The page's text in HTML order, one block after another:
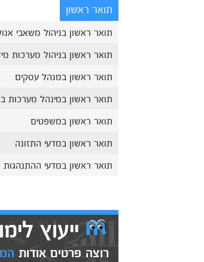
תואר ראשון
תואר ראשון בניהול משאבי
תואר ראשון בניהול מערכות
תואר ראשון במנהל עסקים
תואר ראשון במינהל מערכות
תואר ראשון במשפטים
תואר ראשון במדעי התזונה
תואר ראשון במדעי ההתנהגות
ייעוץ
רוצה פרטים אודות